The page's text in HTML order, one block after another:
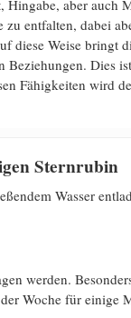
Hingabe, aber auch
entfalten, dabei
diese Weise bringt
Dies
Fähigkeiten wird
Sternrubin
Wasser
werden.
Woche für einige